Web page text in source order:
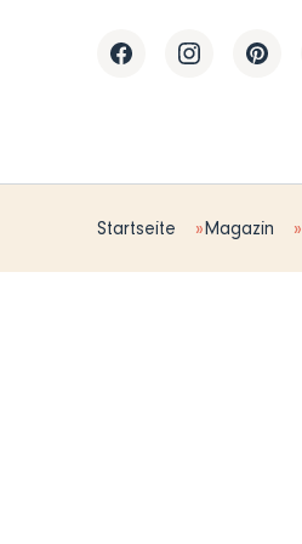
Startseite Magazin